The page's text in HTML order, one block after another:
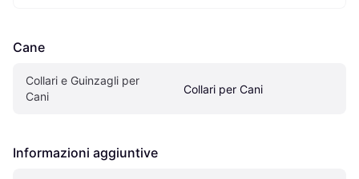
Cane
Collari e Guinzagli per
Cani
Collari per Cani
Informazioni aggiuntive